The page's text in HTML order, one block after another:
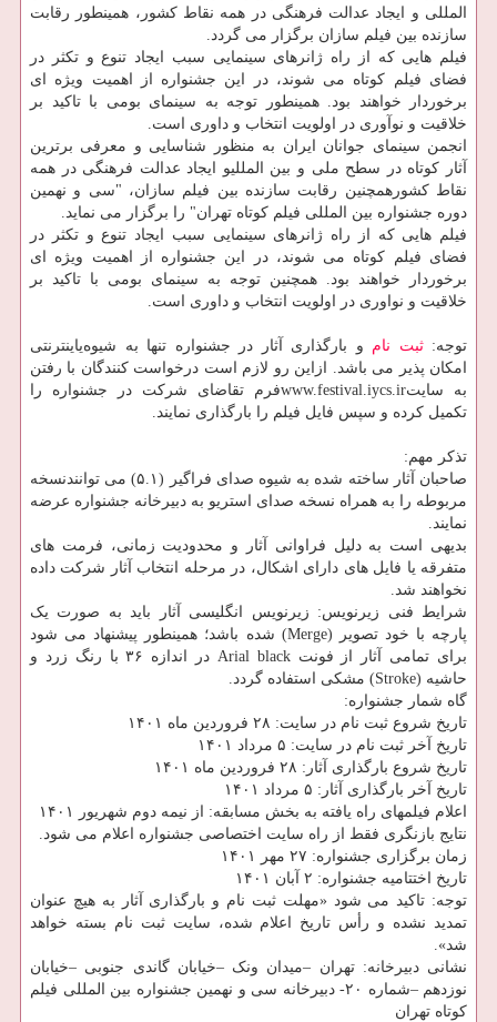
المللی و ایجاد عدالت فرهنگی در همه نقاط کشور، همینطور رقابت
سازنده بین فیلم سازان برگزار می گردد.
فیلم هایی که از راه ژانرهای سینمایی سبب ایجاد تنوع و تکثر در
فضای فیلم کوتاه می شوند، در این جشنواره از اهمیت ویژه ای
برخوردار خواهند بود. همینطور توجه به سینمای بومی با تاکید بر
خلاقیت و نوآوری در اولویت انتخاب و داوری است.
انجمن سینمای جوانان ایران به منظور شناسایی و معرفی برترین
آثار کوتاه در سطح ملی و بین المللیو ایجاد عدالت فرهنگی در همه
نقاط کشورهمچنین رقابت سازنده بین فیلم سازان، "سی و نهمین
دوره جشنواره بین المللی فیلم کوتاه تهران" را برگزار می نماید.
فیلم هایی که از راه ژانرهای سینمایی سبب ایجاد تنوع و تکثر در
فضای فیلم کوتاه می شوند، در این جشنواره از اهمیت ویژه ای
برخوردار خواهند بود. هم­چنین توجه به سینمای بومی با تاکید بر
خلاقیت و نواوری در اولویت انتخاب و داوری است.
توجه:ثبت نام و بارگذاری آثار در جشنواره تنها به شیوه‌یاینترنتی
امکان پذیر می باشد. ازاین رو لازم است درخواست کنندگان با رفتن
به سایتwww.festival.iycs.irفرم تقاضای شرکت در جشنواره را
تکمیل کرده و سپس فایل فیلم را بارگذاری نمایند.
تذکر مهم:
صاحبان آثار ساخته شده به شیوه صدای فراگیر (۵.۱) می توانندنسخه
مربوطه را به همراه نسخه صدای استریو به دبیرخانه جشنواره عرضه
نمایند.
بدیهی است به دلیل فراوانی آثار و محدودیت زمانی، فرمت های
متفرقه یا فایل های دارای اشکال، در مرحله انتخاب آثار شرکت داده
نخواهند شد.
شرایط فنی زیرنویس: زیرنویس انگلیسی آثار باید به صورت یک
پارچه با خود تصویر (Merge) شده باشد؛ همینطور پیشنهاد می شود
برای تمامی آثار از فونت Arial black در اندازه ۳۶ با رنگ زرد و
حاشیه (Stroke) مشکی استفاده گردد.
گاه شمار جشنواره:
تاریخ شروع ثبت نام در سایت: ۲۸ فروردین ماه ۱۴۰۱
تاریخ آخر ثبت نام در سایت: ۵ مرداد ۱۴۰۱
تاریخ شروع بارگذاری آثار: ۲۸ فروردین ماه ۱۴۰۱
تاریخ آخر بارگذاری آثار: ۵ مرداد ۱۴۰۱
اعلام فیلمهای راه یافته به بخش مسابقه: از نیمه دوم شهریور ۱۴۰۱
نتایج بازنگری فقط از راه سایت اختصاصی جشنواره اعلام می شود.
زمان برگزاری جشنواره: ۲۷ مهر ۱۴۰۱
تاریخ اختتامیه جشنواره: ۲ آبان ۱۴۰۱
توجه: تاکید می شود «مهلت ثبت نام و بارگذاری آثار به هیچ عنوان
تمدید نشده و رأس تاریخ اعلام شده، سایت ثبت نام بسته خواهد
شد».
نشانی دبیرخانه: تهران –میدان ونک –خیابان گاندی جنوبی –خیابان
نوزدهم –شماره ۲۰- دبیرخانه سی و نهمین جشنواره بین المللی فیلم
کوتاه تهران